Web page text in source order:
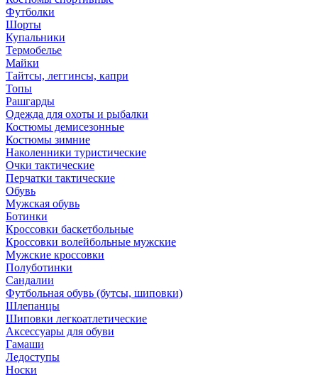
Футболки
Шорты
Купальники
Термобелье
Майки
Тайтсы, леггинсы, капри
Топы
Рашгарды
Одежда для охоты и рыбалки
Костюмы демисезонные
Костюмы зимние
Наколенники туристические
Очки тактические
Перчатки тактические
Обувь
Мужская обувь
Ботинки
Кроссовки баскетбольные
Кроссовки волейбольные мужские
Мужские кроссовки
Полуботинки
Сандалии
Футбольная обувь (бутсы, шиповки)
Шлепанцы
Шиповки легкоатлетические
Аксессуары для обуви
Гамаши
Ледоступы
Носки